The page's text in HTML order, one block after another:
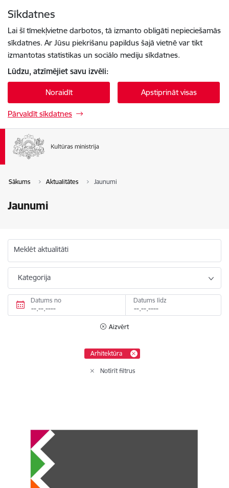
Sīkdatnes
Lai šī tīmekļvietne darbotos, tā izmanto obligāti nepieciešamās
sīkdatnes. Ar Jūsu piekrišanu papildus šajā vietnē var tikt
izmantotas statistikas un sociālo mediju sīkdatnes.
Lūdzu, atzīmējiet savu izvēli:
Noraidīt Apstiprināt visas
Pārvaldīt sīkdatnes
Sākums Aktualitātes Jaunumi
Jaunumi
Meklēt aktualitāti
Kategorija
Datums no Datums līdz
Aizvērt
Arhitektūra
Notīrīt filtrus